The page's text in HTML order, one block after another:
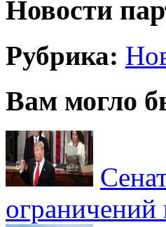
Новости
Рубрика:
Вам могло